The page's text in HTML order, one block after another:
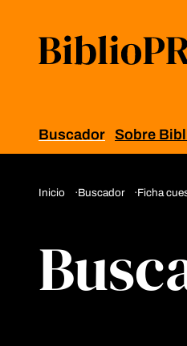
Buscador Sobre
Inicio Buscador Ficha